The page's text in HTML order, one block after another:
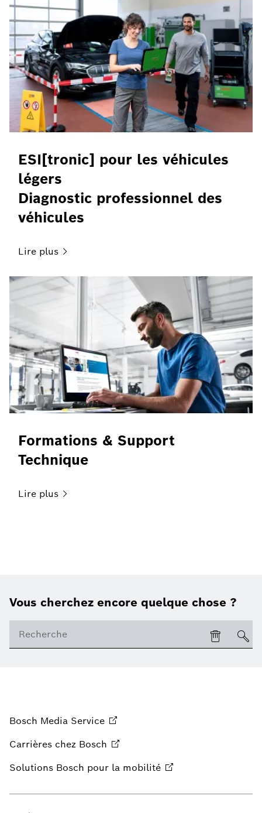
ESI[tronic] pour les véhicules
légers
Diagnostic professionnel des
véhicules
Lire plus
Formations & Support
Technique
Lire plus
Vous cherchez encore quelque chose ?
Bosch Media Service
Carrières chez Bosch
Solutions Bosch pour la mobilité